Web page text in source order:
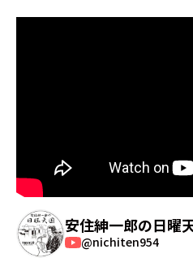
安住紳一郎の日曜天
@nichiten954